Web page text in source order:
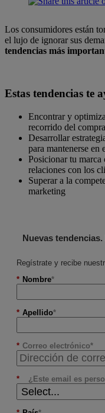
Los consumidores están
el lujo de ignorar sus
tendencias más
Estas tendencias te
Encontrar y
recorrido del
Desarrollar
para mantenerse en
Posicionar tu marca
relaciones con los
Superar a la
marketing
Nuevas
Regístrate y recibe
* Nombre
* Apellido
* Correo electrónico
* ¿Este email es